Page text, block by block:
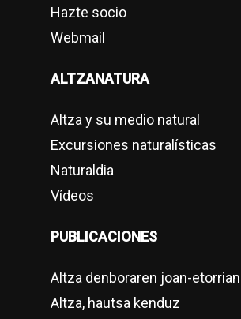
Hazte socio
Webmail
ALTZANATURA
Altza y su medio natural
Excursiones naturalísticas
Naturaldia
Vídeos
PUBLICACIONES
Altza denboraren joan-etorrian
Altza, hautsa kenduz